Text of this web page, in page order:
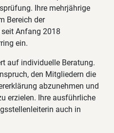
Ihre mehrjährige
Bereich der
Anfang 2018
ein.
auf individuelle Beratung.
den Mitgliedern die
abzunehmen und
erzielen. Ihre ausführliche
auch in